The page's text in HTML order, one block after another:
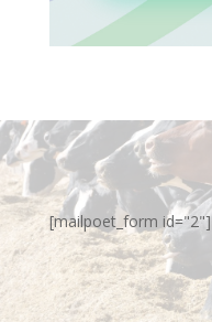
[mailpoet_form id="2"]